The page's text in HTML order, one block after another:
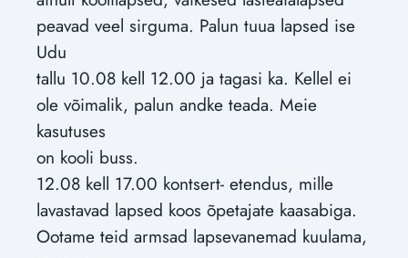
peavad veel sirguma. Palun tuua lapsed ise
Udu
tallu 10.08 kell 12.00 ja tagasi ka. Kellel ei
ole võimalik, palun andke teada. Meie
kasutuses
on kooli buss.
12.08 kell 17.00 kontsert- etendus, mille
lavastavad lapsed koos õpetajate kaasabiga.
Ootame teid armsad lapsevanemad kuulama,